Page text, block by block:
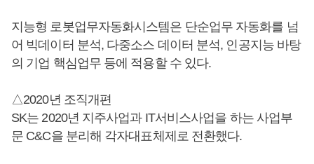
지능형 로봇업무자동화시스템은 단순업무 자동화를 넘
어 빅데이터 분석, 다중소스 데이터 분석, 인공지능 바탕
의 기업 핵심업무 등에 적용할 수 있다.
△2020년 조직개편
SK는 2020년 지주사업과 IT서비스사업을 하는 사업부
문 C&C을 분리해 각자대표체제로 전환했다.